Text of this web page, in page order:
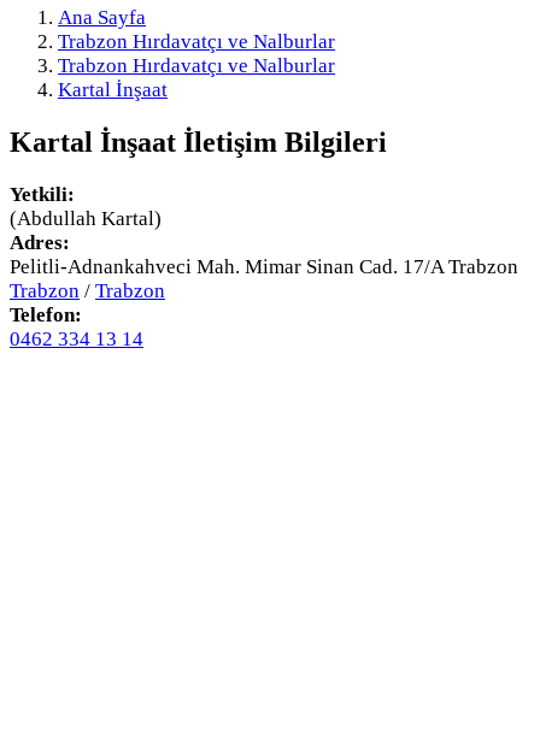
Ana Sayfa
Trabzon Hırdavatçı ve Nalburlar
Trabzon Hırdavatçı ve Nalburlar
Kartal İnşaat
Kartal İnşaat İletişim Bilgileri
Yetkili:
(Abdullah Kartal)
Adres:
Pelitli-Adnankahveci Mah. Mimar Sinan Cad. 17/A Trabzon
Trabzon / Trabzon
Telefon:
0462 334 13 14